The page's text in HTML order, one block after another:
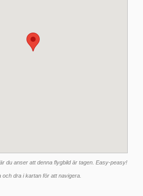
du anser att denna flygbild är tagen. Easy-peasy!
och dra i kartan för att navigera.